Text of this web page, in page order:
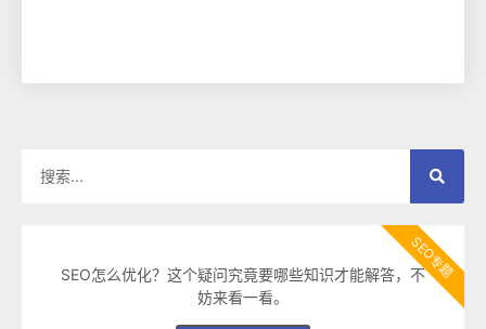
SEO怎么优化？这个疑问究竟要哪些知识才能解答，不
妨来看一看。
SEO专题